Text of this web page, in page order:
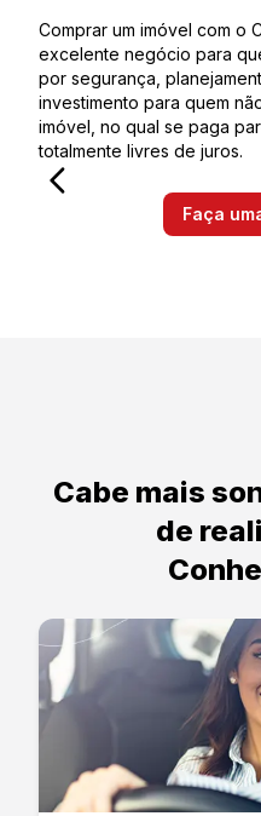
Comprar um imóvel com o
excelente negócio para
por segurança,
investimento para quem
imóvel, no qual se paga
totalmente livres de juros.
Faça
Cabe mais
de